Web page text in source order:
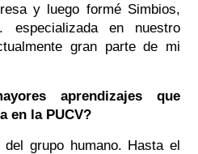
y luego formé Simbios,
especializada en nuestro
gran parte de mi
aprendizajes que
en la PUCV?
grupo humano. Hasta el